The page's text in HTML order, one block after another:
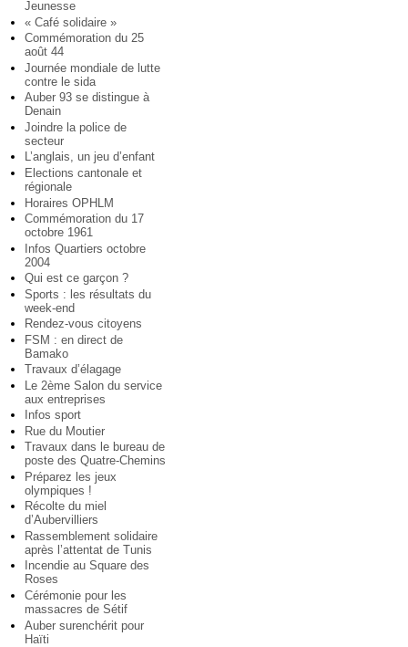
Jeunesse
« Café solidaire »
Commémoration du 25
août 44
Journée mondiale de lutte
contre le sida
Auber 93 se distingue à
Denain
Joindre la police de
secteur
L’anglais, un jeu d’enfant
Elections cantonale et
régionale
Horaires OPHLM
Commémoration du 17
octobre 1961
Infos Quartiers octobre
2004
Qui est ce garçon ?
Sports : les résultats du
week-end
Rendez-vous citoyens
FSM : en direct de
Bamako
Travaux d’élagage
Le 2ème Salon du service
aux entreprises
Infos sport
Rue du Moutier
Travaux dans le bureau de
poste des Quatre-Chemins
Préparez les jeux
olympiques !
Récolte du miel
d’Aubervilliers
Rassemblement solidaire
après l’attentat de Tunis
Incendie au Square des
Roses
Cérémonie pour les
massacres de Sétif
Auber surenchérit pour
Haïti